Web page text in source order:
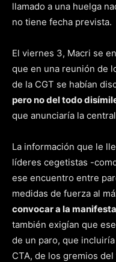
llamado a una huelga
no tiene fecha prevista.
El viernes 3, Macri se
que en una reunión de
de la CGT se habían
pero no del todo
que anunciaría la
La información que le
líderes cegetistas -
ese encuentro entre
medidas de fuerza al
convocar a la
también exigían que
de un paro, que
CTA, de los gremios